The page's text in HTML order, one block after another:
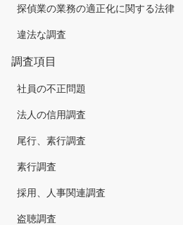
探偵業の業務の適正化に関する法律
違法な調査
調査項目
社員の不正問題
法人の信用調査
尾行、素行調査
素行調査
採用、人事関連調査
盗聴調査